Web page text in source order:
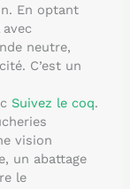
En optant
neutre,
C’est un
Suivez le coq.
vision
un abattage
le